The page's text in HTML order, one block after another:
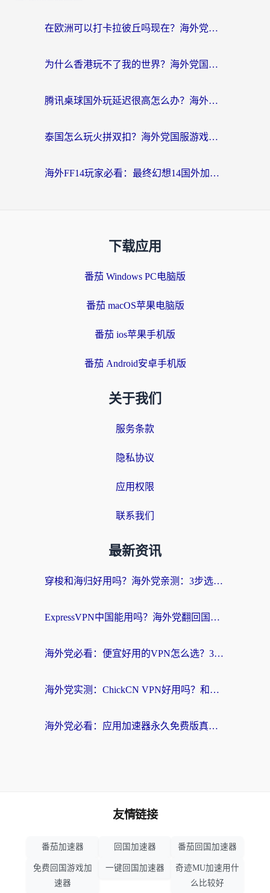
在欧洲可以打卡拉彼丘吗现在？海外党国服游戏加速器终极避坑指南
为什么香港玩不了我的世界？海外党国服游戏加速终极解决方案
腾讯桌球国外玩延迟很高怎么办？海外党亲测有效的国服游戏加速指南
泰国怎么玩火拼双扣？海外党国服游戏加速终极指南（附暗区突围植物大战僵尸实测）
海外FF14玩家必看：最终幻想14国外加速器下载安装全攻略+卡顿解决秘籍
下载应用
番茄 Windows PC电脑版
番茄 macOS苹果电脑版
番茄 ios苹果手机版
番茄 Android安卓手机版
关于我们
服务条款
隐私协议
应用权限
联系我们
最新资讯
穿梭和海归好用吗？海外党亲测：3步选对回国加速器，无缝刷国内剧玩手游
ExpressVPN中国能用吗？海外党翻回国内的加速器选择指南（附番茄加速器实测）
海外党必看：便宜好用的VPN怎么选？3步解决回国访问难题+Steam改区技巧
海外党实测：ChickCN VPN好用吗？和OurPlay VPN对比哪个回国效果更好？附避坑指南
海外党必看：应用加速器永久免费版真的靠谱吗？教你选对回国加速器无缝刷国内资源
友情链接
番茄加速器 回国加速器 番茄回国加速器
免费回国游戏加
速器
一键回国加速器
奇迹MU加速用什
么比较好